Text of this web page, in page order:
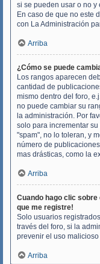
si se pueden usar o no
En caso de que no este
con La Administración
Arriba
¿Cómo se puede
Los rangos aparecen
cantidad de
mismo dentro del foro,
no puede cambiar su
la administración. Por
solo para incrementar
"spam", no lo toleran, y
número de
mas drásticas, como la
Arriba
Cuando hago clic sobre
que me registre!
Solo usuarios
través del foro, si la
prevenir el uso
Arriba